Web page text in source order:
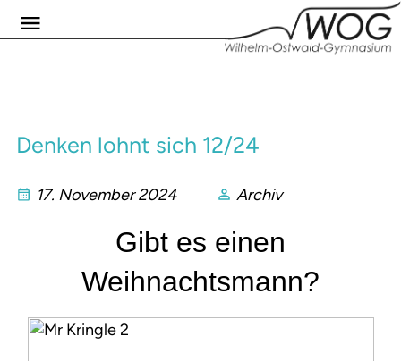
Denken lohnt sich 12/24
17. November 2024 Archiv
Gibt es einen
Weihnachtsmann?